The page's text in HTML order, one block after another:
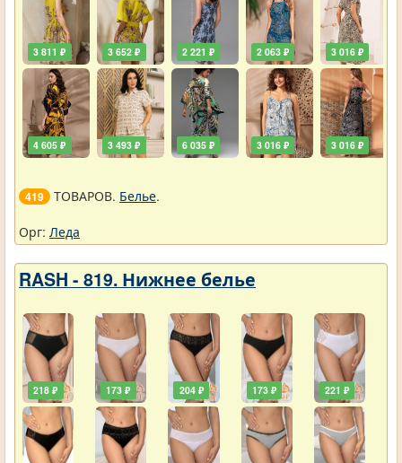
3 811 ₽
4 605 ₽
3 652 ₽
3 493 ₽
2 221 ₽
6 035 ₽
2 063 ₽
3 016 ₽
3 016 ₽
3 016 ₽
419 ТОВАРОВ. Белье.
Орг: Леда
RASH - 819. Нижнее белье
218 ₽ 173 ₽ 204 ₽ 173 ₽ 221 ₽